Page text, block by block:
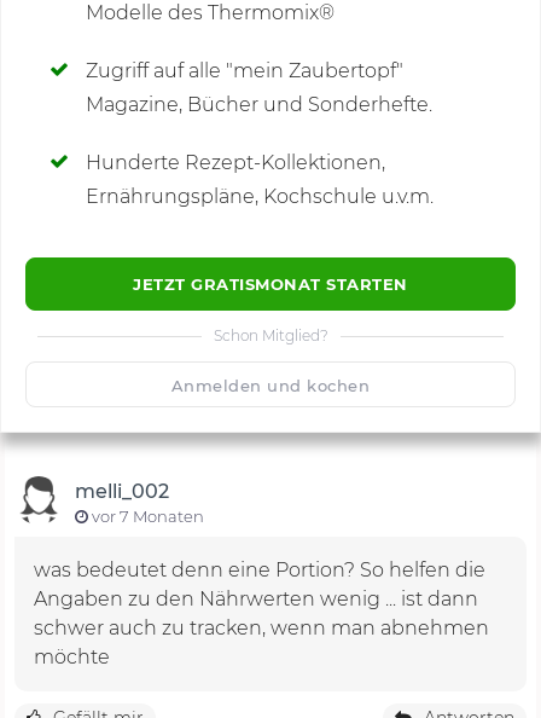
Modelle des Thermomix®
Zugriff auf alle "mein Zaubertopf"
Magazine, Bücher und Sonderhefte.
Hunderte Rezept-Kollektionen,
Ernährungspläne, Kochschule u.v.m.
JETZT GRATISMONAT STARTEN
Schon Mitglied?
Anmelden und kochen
Kommentare(7)
🙂 Speichern
melli_002
vor 7 Monaten
was bedeutet denn eine Portion? So helfen die
Angaben zu den Nährwerten wenig ... ist dann
schwer auch zu tracken, wenn man abnehmen
möchte